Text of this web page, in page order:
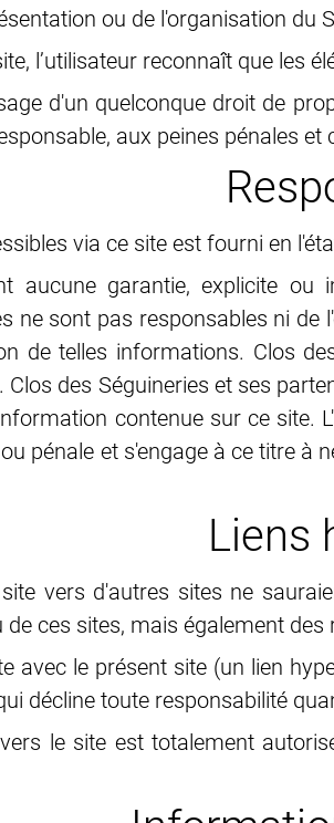
ou de l'organisation
l’utilisateur reconnaît que les
d'un quelconque droit de
aux peines pénales
via ce site est fourni en
aucune garantie, explicite
ne sont pas responsables ni
de telles informations. Clos
des Séguineries et ses
contenue sur ce
pénale et s'engage à ce titre
Liens
vers d'autres sites ne
ces sites, mais également des
avec le présent site (un lien
décline toute responsabilité
le site est totalement